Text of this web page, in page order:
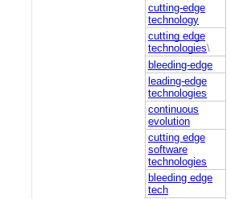
cutting-edge
technology
cutting edge
technologies\
bleeding-edge
leading-edge
technologies
continuous
evolution
cutting edge
software
technologies
bleeding edge
tech